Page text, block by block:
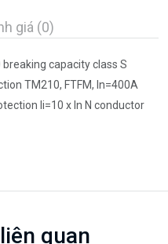
giá (0)
capacity class S
TM210, FTFM, In=400A
Ii=10 x In N conductor
quan